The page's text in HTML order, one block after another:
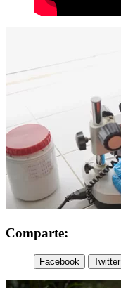
Comparte:
Facebook Twitter